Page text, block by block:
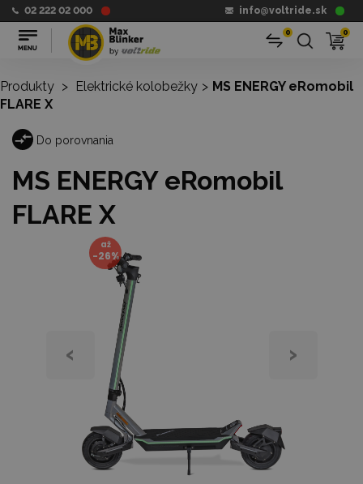
02 222 02 000 info@voltride.sk
0 0
Produkty > Elektrické kolobežky > MS ENERGY eRomobil
FLARE X
Do porovnania
MS ENERGY eRomobil
FLARE X
až
-26%
‹ ›